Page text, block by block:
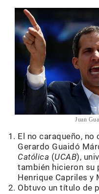
Juan
El no caraqueño, no
Gerardo Guaidó
Católica (UCAB),
también hicieron
Henrique Capriles y
Obtuvo un título de